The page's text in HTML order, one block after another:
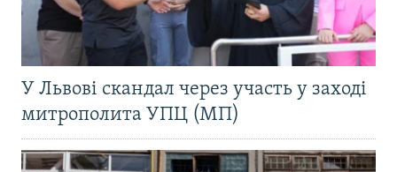
У Львові скандал через участь у заході
митрополита УПЦ (МП)